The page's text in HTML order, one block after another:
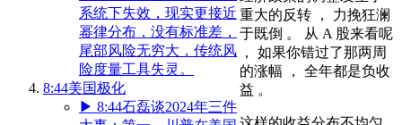
系统下失效，现实更接近
幂律分布，没有标准差，
尾部风险无穷大，传统风
险度量工具失灵。
8:44美国极化
▶ 8:44石磊谈2024年三件
重大的反转 ， 力挽狂澜
于既倒 。 从 A 股来看呢
， 如果你错过了那两周
的涨幅 ， 全年都是负收
益 。